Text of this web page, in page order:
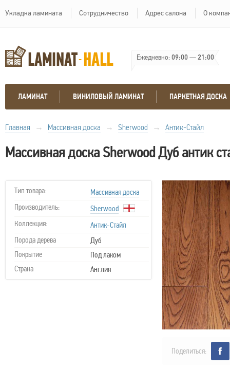
Укладка ламината Сотрудничество Адрес салона О
Ежедневно:09:00—21:00
ЛАМИНАТ ВИНИЛОВЫЙ ЛАМИНАТ ПАРКЕТНАЯ ДОСКА
Главная → Массивная доска → Sherwood → Антик-Стайл
Массивная доска Sherwood Дуб антик
Тип товара:
Массивная доска
Производитель:
Sherwood
Коллекция:
Антик-Стайл
Порода дерева
Дуб
Покрытие
Под лаком
Страна
Англия
Поделиться: